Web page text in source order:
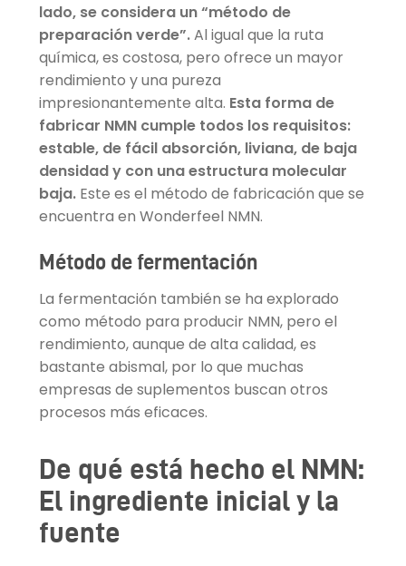
lado, se considera un “método de
preparación verde”.Al igual que la ruta
química, es costosa, pero ofrece un mayor
rendimiento y una pureza
impresionantemente alta. Esta forma de
fabricar NMN cumple todos los requisitos:
estable, de fácil absorción, liviana, de baja
densidad y con una estructura molecular
baja.Este es el método de fabricación que se
encuentra en Wonderfeel NMN.
Método de fermentación
La fermentación también se ha explorado
como método para producir NMN, pero el
rendimiento, aunque de alta calidad, es
bastante abismal, por lo que muchas
empresas de suplementos buscan otros
procesos más eficaces.
De qué está hecho el NMN:
El ingrediente inicial y la
fuente